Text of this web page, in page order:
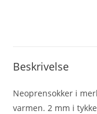
Beskrivelse
Neoprensokker i
varmen. 2 mm i